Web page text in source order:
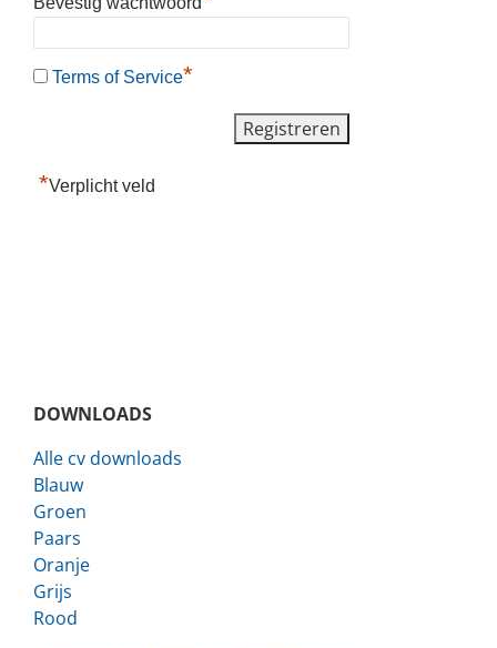
Terms of Service*
*Verplicht veld
DOWNLOADS
Alle cv downloads
Blauw
Groen
Paars
Oranje
Grijs
Rood